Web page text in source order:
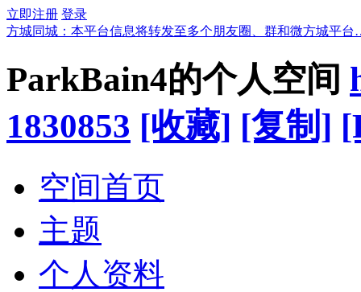
立即注册 登录
方城同城：本平台信息将转发至多个朋友圈、群和微方城平
ParkBain4的个人空间
1830853 [收藏] [复制]
空间首页
主题
个人资料